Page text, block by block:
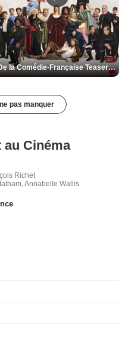
De la Comédie-Française Teaser VF
pas manquer
Cinéma
Richet
Annabelle Wallis